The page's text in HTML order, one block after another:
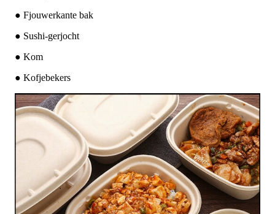
● Fjouwerkante bak
● Sushi-gerjocht
● Kom
● Kofjebekers